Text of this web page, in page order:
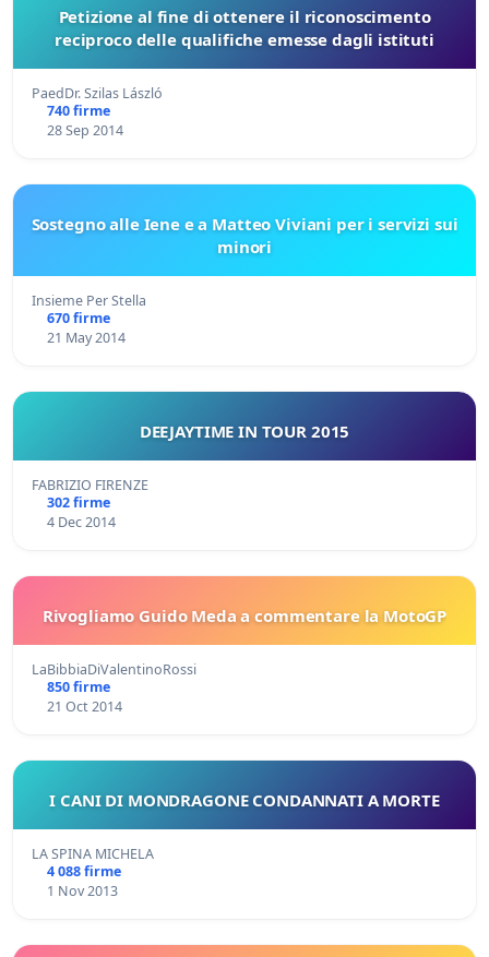
Petizione al fine di ottenere il riconoscimento
reciproco delle qualifiche emesse dagli istituti
PaedDr. Szilas László
740 firme
28 Sep 2014
Sostegno alle Iene e a Matteo Viviani per i servizi sui
minori
Insieme Per Stella
670 firme
21 May 2014
DEEJAYTIME IN TOUR 2015
FABRIZIO FIRENZE
302 firme
4 Dec 2014
Rivogliamo Guido Meda a commentare la MotoGP
LaBibbiaDiValentinoRossi
850 firme
21 Oct 2014
I CANI DI MONDRAGONE CONDANNATI A MORTE
LA SPINA MICHELA
4 088 firme
1 Nov 2013